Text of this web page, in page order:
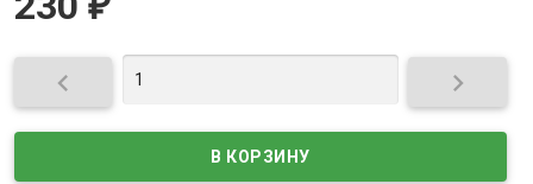
₽
 